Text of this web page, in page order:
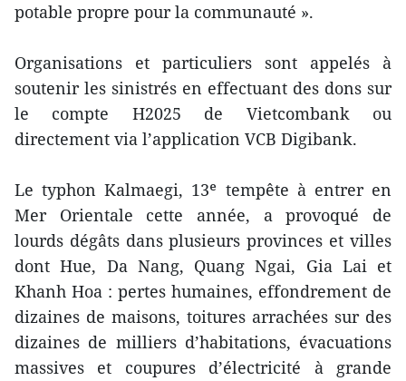
potable propre pour la communauté ».
Organisations et particuliers sont appelés à
soutenir les sinistrés en effectuant des dons sur
le compte H2025 de Vietcombank ou
directement via l’application VCB Digibank.
Le typhon Kalmaegi, 13ᵉ tempête à entrer en
Mer Orientale cette année, a provoqué de
lourds dégâts dans plusieurs provinces et villes
dont Hue, Da Nang, Quang Ngai, Gia Lai et
Khanh Hoa : pertes humaines, effondrement de
dizaines de maisons, toitures arrachées sur des
dizaines de milliers d’habitations, évacuations
massives et coupures d’électricité à grande